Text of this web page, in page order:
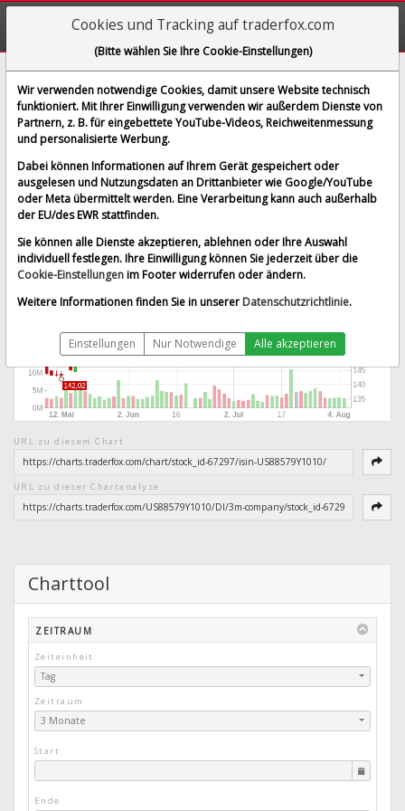
3M Company
[MMM | WKN 851745 | ISIN US88579Y1010]
181,984 $ 0,29 %
Echtzeit-Aktienkurs vom 05.08.2026 um 19:59 Uhr
Echtzeit USD Splitbereinigt
URL zu diesem Chart
URL zu dieser Chartanalyse
Charttool
ZEITRAUM
Zeiteinheit
Tag
Zeitraum
3 Monate
Start
Ende
Cookies und Tracking auf traderfox.com
(Bitte wählen Sie Ihre Cookie-Einstellungen)
Wir verwenden notwendige Cookies, damit unsere Website technisch
funktioniert. Mit Ihrer Einwilligung verwenden wir außerdem Dienste von
Partnern, z. B. für eingebettete YouTube-Videos, Reichweitenmessung
und personalisierte Werbung.
Dabei können Informationen auf Ihrem Gerät gespeichert oder
ausgelesen und Nutzungsdaten an Drittanbieter wie Google/YouTube
oder Meta übermittelt werden. Eine Verarbeitung kann auch außerhalb
der EU/des EWR stattfinden.
Sie können alle Dienste akzeptieren, ablehnen oder Ihre Auswahl
individuell festlegen. Ihre Einwilligung können Sie jederzeit über die
Cookie-Einstellungenim Footer widerrufen oder ändern.
Weitere Informationen finden Sie in unserer Datenschutzrichtlinie.
Einstellungen Nur Notwendige Alle akzeptieren